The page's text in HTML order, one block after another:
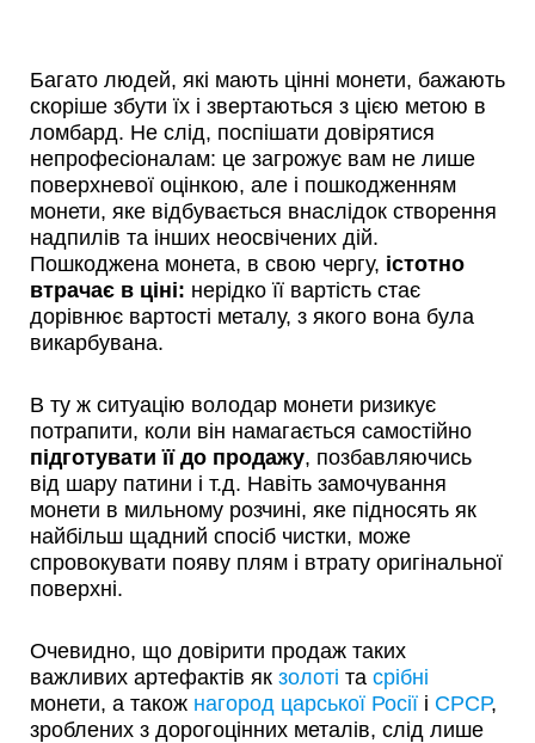
Багато людей, які мають цінні монети, бажають
скоріше збути їх і звертаються з цією метою в
ломбард. Не слід, поспішати довірятися
непрофесіоналам: це загрожує вам не лише
поверхневої оцінкою, але і пошкодженням
монети, яке відбувається внаслідок створення
надпилів та інших неосвічених дій.
Пошкоджена монета, в свою чергу, істотно
втрачає в ціні: нерідко її вартість стає
дорівнює вартості металу, з якого вона була
викарбувана.
В ту ж ситуацію володар монети ризикує
потрапити, коли він намагається самостійно
підготувати її до продажу, позбавляючись
від шару патини і т.д. Навіть замочування
монети в мильному розчині, яке підносять як
найбільш щадний спосіб чистки, може
спровокувати появу плям і втрату оригінальної
поверхні.
Очевидно, що довірити продаж таких
важливих артефактів як золоті та срібні
монети, а також нагород царської Росії і СРСР,
зроблених з дорогоцінних металів, слід лише